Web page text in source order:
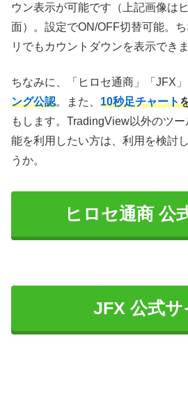
ウン表示が可能です（上記画像は
面）。設定でON/OFF切替可能。
リでもカウントダウンを表示できま
ちなみに、「ヒロセ通商」「JFX
ング公認。また、 10秒足チャート
もします。TradingView以外のツ
能を利用したい方は、利用を検討
うか。
ヒロセ通商 公
JFX 公式サ